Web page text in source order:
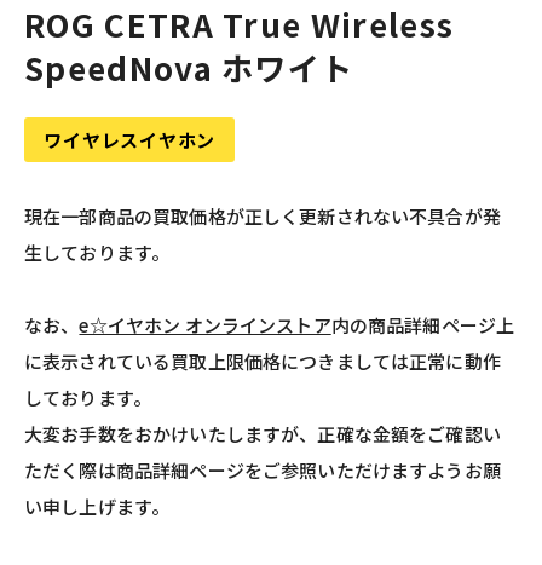
ROG CETRA True Wireless
SpeedNova ホワイト
ワイヤレスイヤホン
現在一部商品の買取価格が正しく更新されない不具合が発
生しております。
なお、e☆イヤホン オンラインストア内の商品詳細ページ上
に表示されている買取上限価格につきましては正常に動作
しております。
大変お手数をおかけいたしますが、正確な金額をご確認い
ただく際は商品詳細ページをご参照いただけますようお願
い申し上げます。